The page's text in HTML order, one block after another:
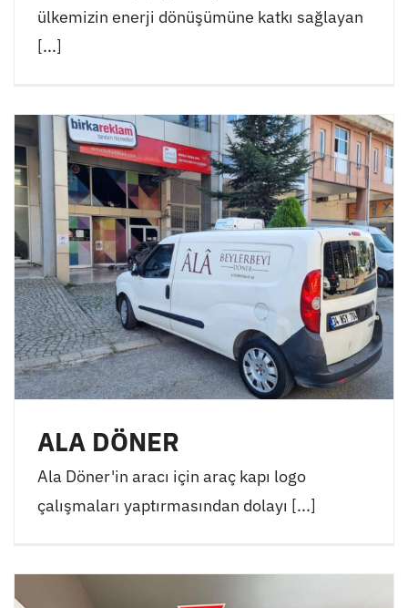
ülkemizin enerji dönüşümüne katkı sağlayan
[...]
ALA DÖNER
Ala Döner'in aracı için araç kapı logo
çalışmaları yaptırmasından dolayı [...]